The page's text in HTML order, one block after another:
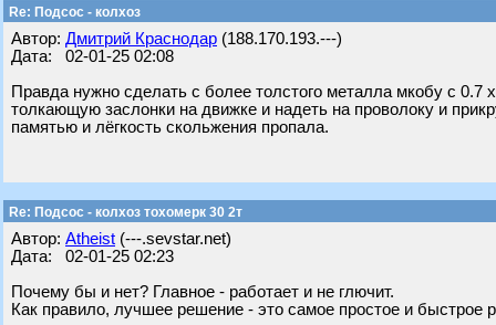
Re: Подсос - колхоз
Автор: Дмитрий Краснодар (188.170.193.---)
Дата: 02-01-25 02:08
Правда нужно сделать с более толстого металла мкобу с 0.7
толкающую заслонки на движке и надеть на проволоку и
памятью и лёгкость скольжения пропала.
Re: Подсос - колхоз тохомерк 30 2т
Автор: Atheist (---.sevstar.net)
Дата: 02-01-25 02:23
Почему бы и нет? Главное - работает и не глючит.
Как правило, лучшее решение - это самое простое и быстрое